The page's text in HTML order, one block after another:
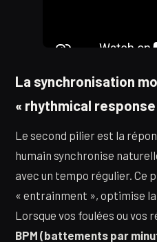
La synchronisation
« rhythmical response
Le second pilier est la
humain synchronise
avec un tempo régulier. Ce
« entrainment », optimise
Lorsque vos foulées ou vos
BPM (battements par